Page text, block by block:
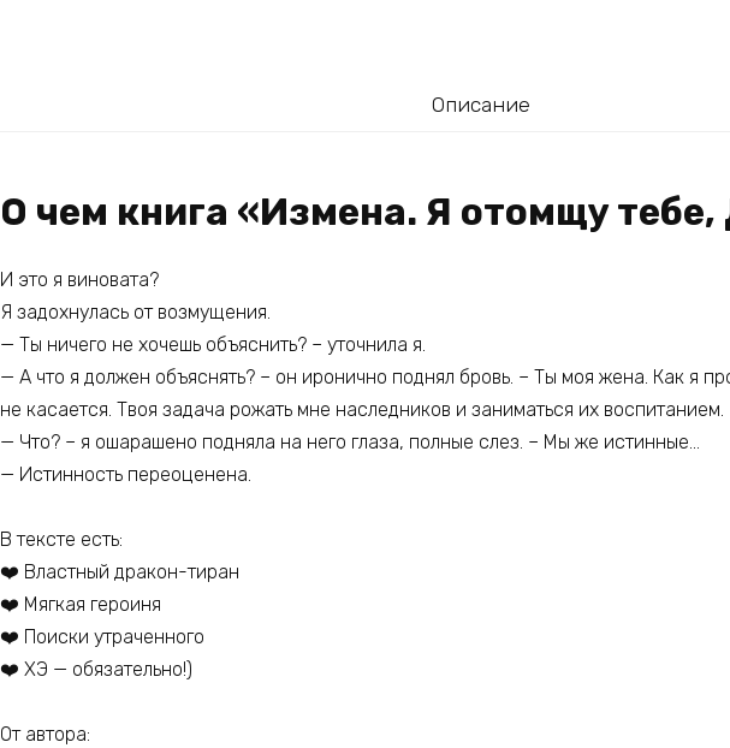
Описание
О чем книга «Измена. Я отомщу тебе,
И это я виновата?
Я задохнулась от возмущения.
— Ты ничего не хочешь объяснить? – уточнила я.
— А что я должен объяснять? – он иронично поднял бровь. – Ты моя жена. Как я
не касается. Твоя задача рожать мне наследников и заниматься их воспитанием.
— Что? – я ошарашено подняла на него глаза, полные слез. – Мы же истинные…
— Истинность переоценена.
В тексте есть:
❤️ Властный дракон-тиран
❤️ Мягкая героиня
❤️ Поиски утраченного
❤️ ХЭ — обязательно!)
От автора: